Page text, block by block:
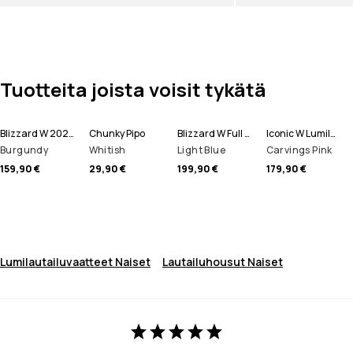
Tuotteita joista voisit tykätä
Blizzard W 2024 Lumilautailuhousut Naiset
Burgundy
159,90 €
Chunky Pipo
Whitish
29,90 €
Blizzard W Full Zip Lumilautailutakki Naiset
Light Blue
199,90 €
Iconic W Lumilautailuhousut Naiset
Carvings Pink
179,90 €
Lumilautailuvaatteet Naiset Lautailuhousut Naiset